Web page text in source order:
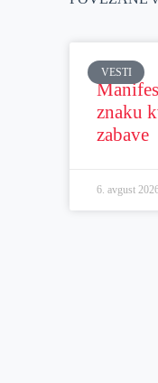
VESTI
znaku
zabave
6. avgust